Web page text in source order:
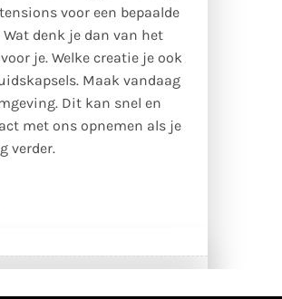
voor een bepaalde
denk je dan van het
je. Welke creatie je ook
Maak vandaag
Dit kan snel en
met ons opnemen als je
verder.